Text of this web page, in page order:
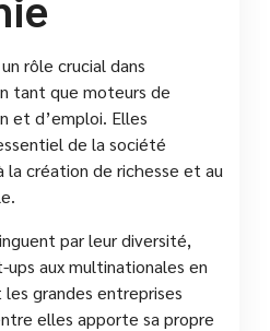
rôle crucial dans
tant que moteurs de
et d’emploi. Elles
de la société
création de richesse et au
par leur diversité,
aux multinationales en
grandes entreprises
elles apporte sa propre